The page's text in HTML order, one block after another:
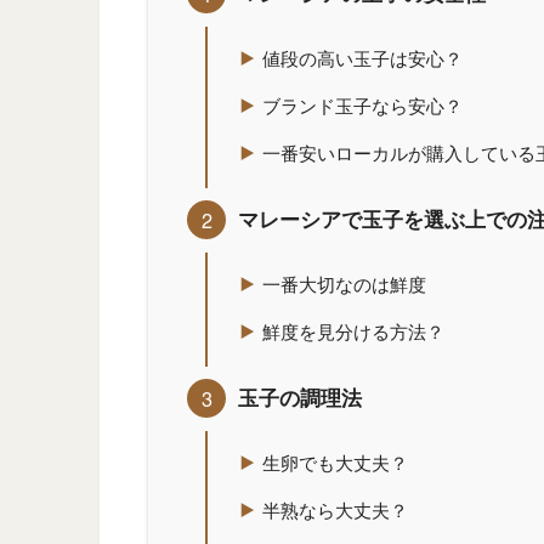
値段の高い玉子は安心？
ブランド玉子なら安心？
一番安いローカルが購入している
マレーシアで玉子を選ぶ上での
一番大切なのは鮮度
鮮度を見分ける方法？
玉子の調理法
生卵でも大丈夫？
半熟なら大丈夫？